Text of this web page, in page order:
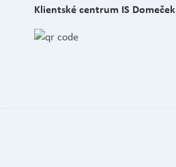
Klientské centrum IS Domeček